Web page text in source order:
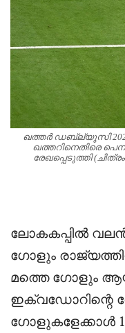
ഖത്തർ ഡബ്ല്യുസി
ഖത്തറിനെതിരെ
രേഖപ്പെടുത്തി
ലോകകപ്പിൽ
ഗോളും
മത്തെ ഗോളും
ഇക്വഡോറിന്റെ
ഗോളുകളേക്കാള്‍